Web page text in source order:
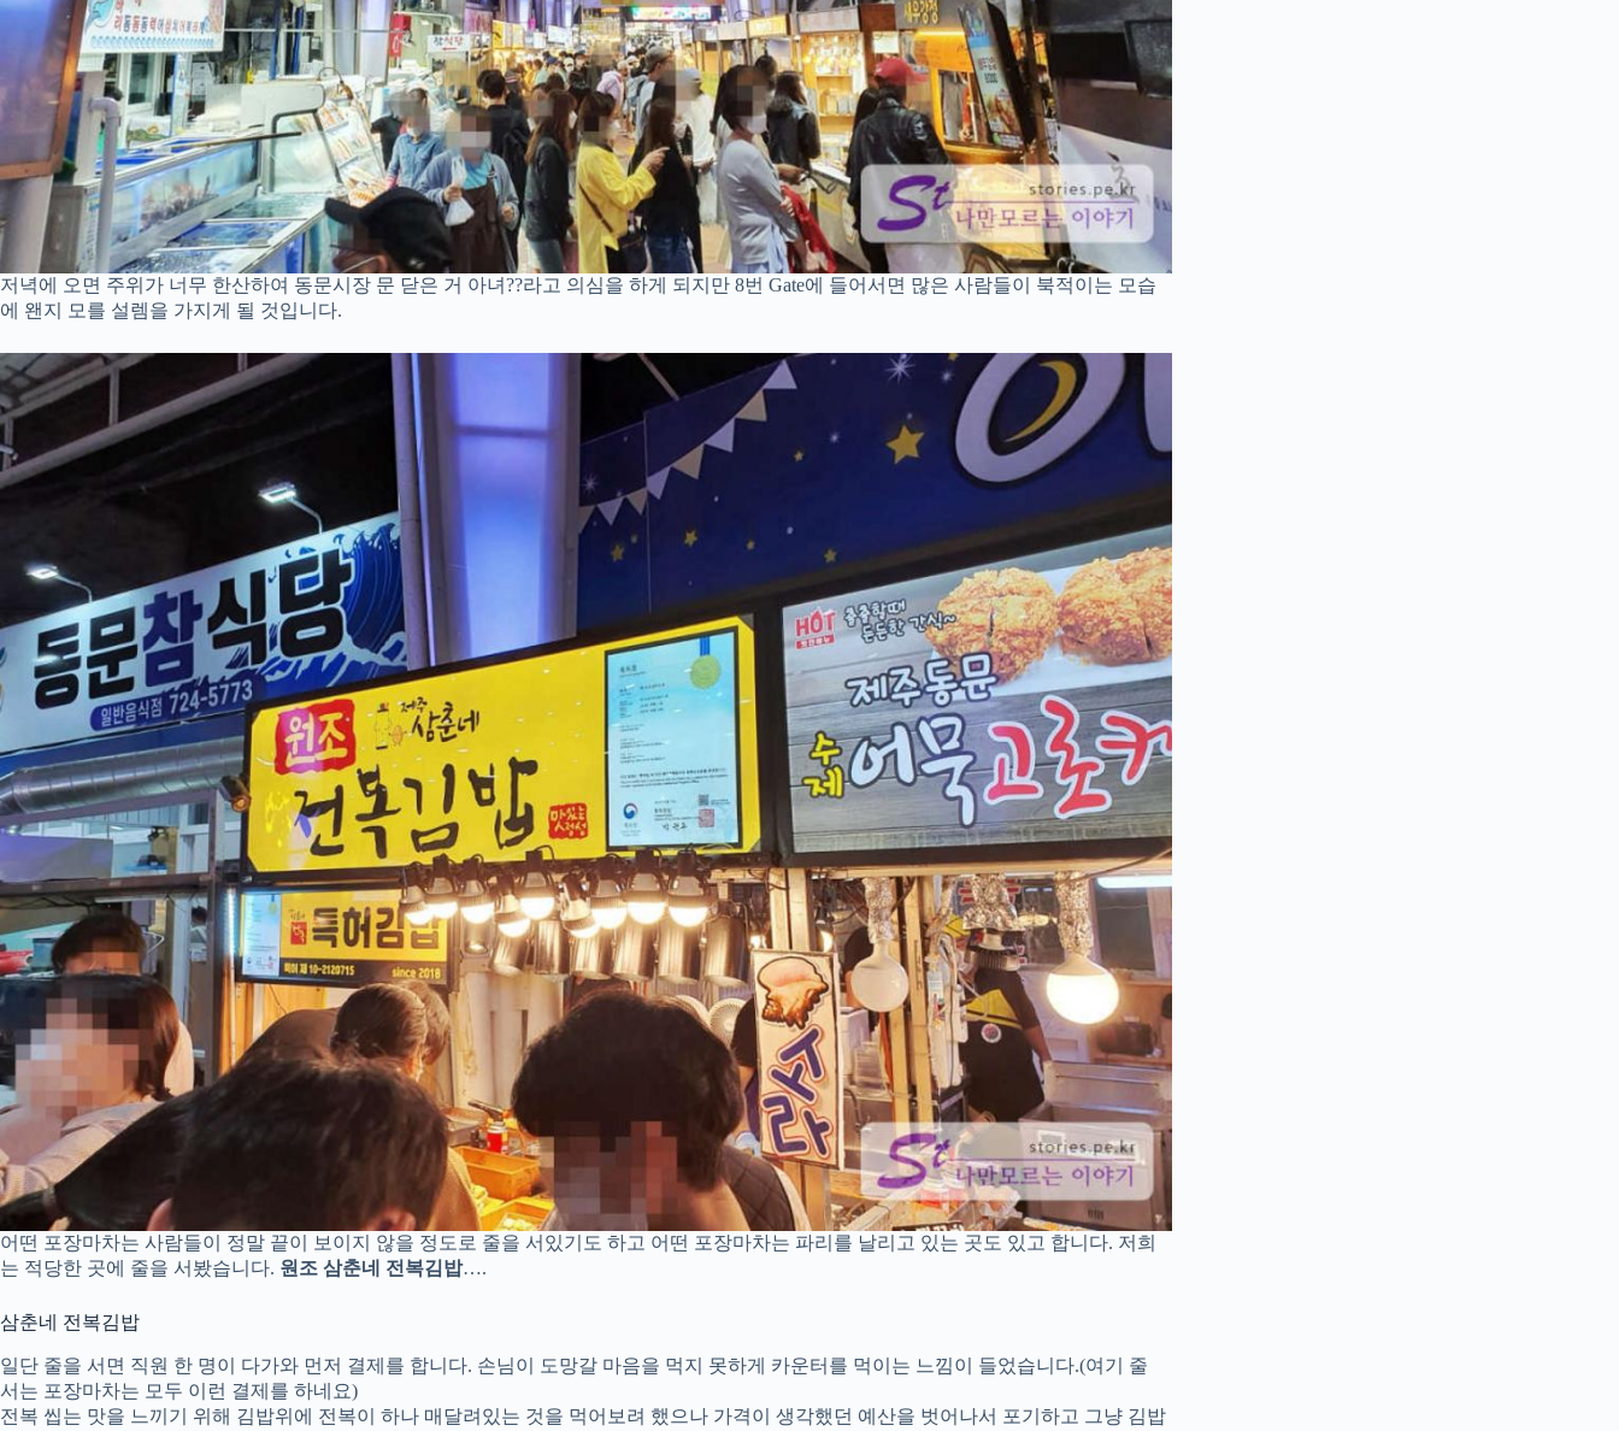
저녁에 오면 주위가 너무 한산하여 동문시장 문 닫은 거 아녀??라고 의심을 하게 되지만 8번 Gate에 들어서면 많은 사람들이 북적이는 모습
에 왠지 모를 설렘을 가지게 될 것입니다.
어떤 포장마차는 사람들이 정말 끝이 보이지 않을 정도로 줄을 서있기도 하고 어떤 포장마차는 파리를 날리고 있는 곳도 있고 합니다. 저희
는 적당한 곳에 줄을 서봤습니다. 원조 삼춘네 전복김밥….
삼춘네 전복김밥
일단 줄을 서면 직원 한 명이 다가와 먼저 결제를 합니다. 손님이 도망갈 마음을 먹지 못하게 카운터를 먹이는 느낌이 들었습니다.(여기 줄
서는 포장마차는 모두 이런 결제를 하네요)
전복 씹는 맛을 느끼기 위해 김밥위에 전복이 하나 매달려있는 것을 먹어보려 했으나 가격이 생각했던 예산을 벗어나서 포기하고 그냥 김밥